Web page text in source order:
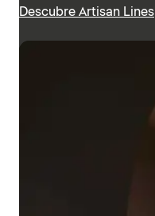
Descubre Artisan Lines